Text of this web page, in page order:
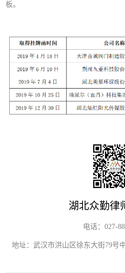
板。
湖北众勤律
电话：027-
地址：武汉市洪山区徐东大街79号